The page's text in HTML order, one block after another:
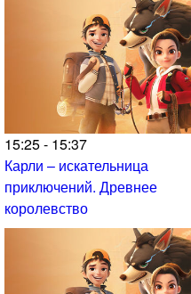
15:25 - 15:37
Карли – искательница
приключений. Древнее
королевство